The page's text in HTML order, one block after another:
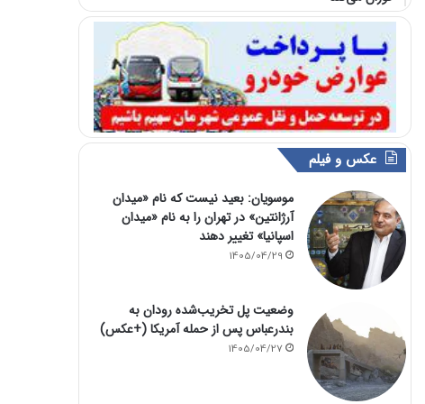
عکس و فیلم
موسویان: بعید نیست که نام «میدان
آرژانتین» در تهران را به نام «میدان
اسپانیا» تغییر دهند
1405/04/29
وضعیت پل تخریب‌شده رودان به
بندرعباس پس از حمله آمریکا (+عکس)
1405/04/27